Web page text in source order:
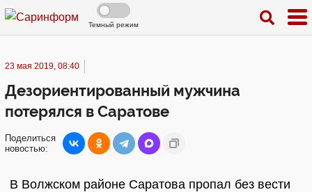
Темный режим
23 мая 2019, 08:40
Дезориентированный мужчина
потерялся в Саратове
Поделиться
новостью:
В Волжском районе Саратова пропал без вести